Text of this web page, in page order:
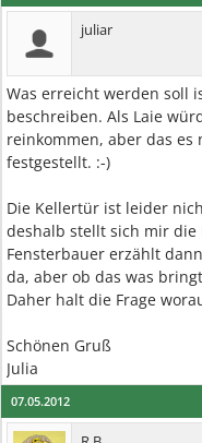
juliar
Was erreicht werden soll
beschreiben. Als Laie
reinkommen, aber das
festgestellt. :-)
Die Kellertür ist leider
deshalb stellt sich mir die
Fensterbauer erzählt
da, aber ob das was
Daher halt die Frage
Schönen Gruß
Julia
07.05.2012